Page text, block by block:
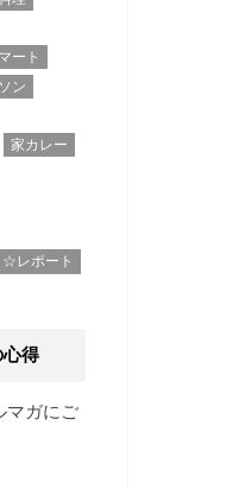
ート
ン
家カレー
☆レポート
得
マガにご